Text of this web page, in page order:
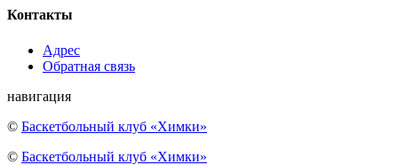
Контакты
Адрес
Обратная связь
навигация
© Баскетбольный клуб «Химки»
© Баскетбольный клуб «Химки»